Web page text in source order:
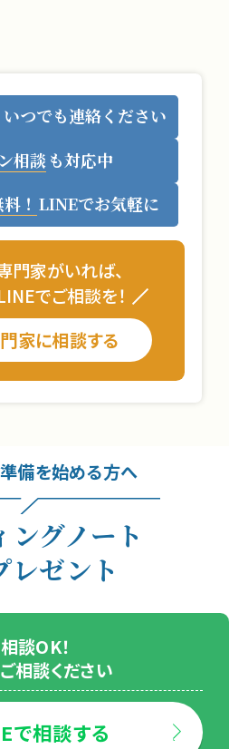
いつでも連絡ください
相談 も対応中
！ LINEでお気軽に
門家がいれば、
でご相談を！
家に相談する
備を始める方へ
ングノート
レゼント
談OK！
相談ください
で相談する